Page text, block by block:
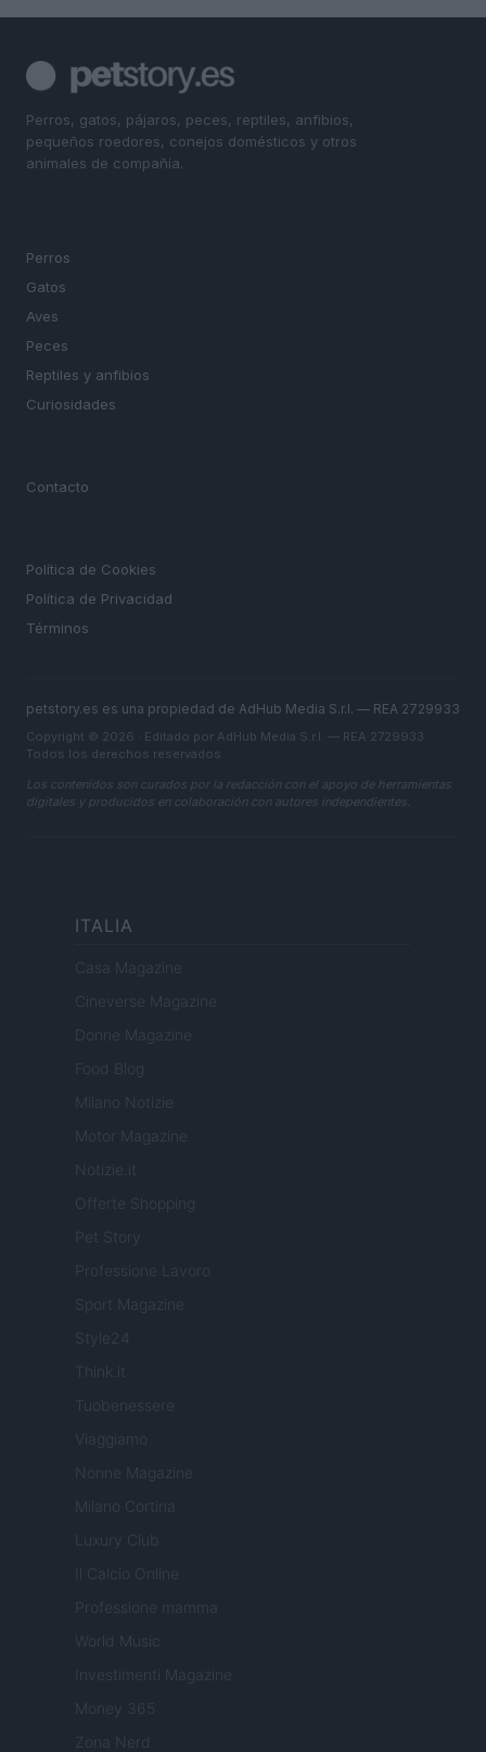
Perros, gatos, pájaros, peces, reptiles, anfibios,
pequeños roedores, conejos domésticos y otros
animales de compañía.
Perros
Gatos
Aves
Peces
Reptiles y anfibios
Curiosidades
Contacto
Política de Cookies
Política de Privacidad
Términos
petstory.es es una propiedad de AdHub Media S.r.l. — REA 2729933
Copyright © 2026 · Editado por AdHub Media S.r.l. — REA 2729933
Todos los derechos reservados
Los contenidos son curados por la redacción con el apoyo de herramientas
digitales y producidos en colaboración con autores independientes.
ITALIA
Casa Magazine
Cineverse Magazine
Donne Magazine
Food Blog
Milano Notizie
Motor Magazine
Notizie.it
Offerte Shopping
Professione Lavoro
Sport Magazine
Style24
Think.it
Tuobenessere
Viaggiamo
Nonne Magazine
Milano Cortina
Luxury Club
Il Calcio Online
Professione mamma
World Music
Investimenti Magazine
Money 365
Zona Nerd